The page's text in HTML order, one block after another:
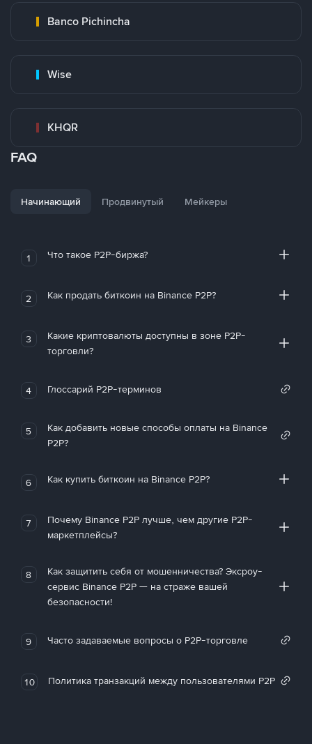
Banco Pichincha
Wise
KHQR
FAQ
Начинающий Продвинутый Мейкеры
1 Что такое P2P-биржа?
2 Как продать биткоин на Binance P2P?
3
Какие криптовалюты доступны в зоне P2P-
торговли?
4 Глоссарий P2P-терминов
5
Как добавить новые способы оплаты на Binance
P2P?
6 Как купить биткоин на Binance P2P?
7
Почему Binance P2P лучше, чем другие P2P-
маркетплейсы?
8
Как защитить себя от мошенничества? Эксроу-
сервис Binance P2P — на страже вашей
безопасности!
9 Часто задаваемые вопросы о P2P-торговле
10 Политика транзакций между пользователями P2P